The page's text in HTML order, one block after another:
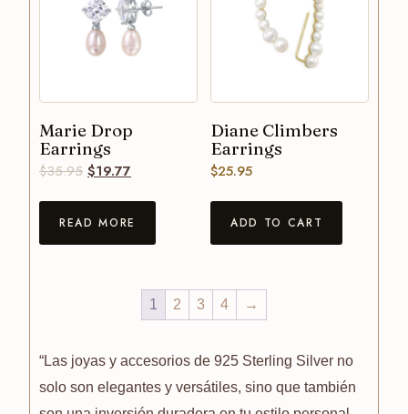
Marie Drop
Earrings
$35.95 $19.77
READ MORE
Diane Climbers
Earrings
$25.95
ADD TO CART
1 2 3 4 →
“Las joyas y accesorios de 925 Sterling Silver no
solo son elegantes y versátiles, sino que también